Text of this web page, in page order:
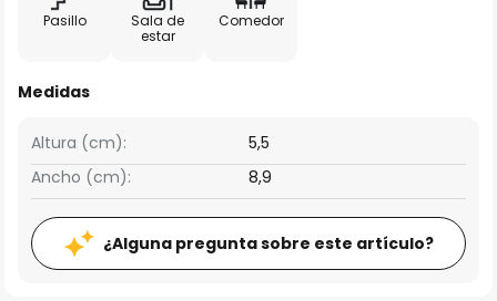
Pasillo
Sala de
estar
Comedor
Medidas
Ancho (cm): 8,9
Altura (cm): 5,5
¿Alguna pregunta sobre este artículo?